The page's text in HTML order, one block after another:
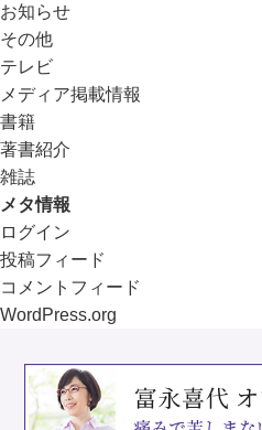
お知らせ
その他
テレビ
メディア掲載情報
書籍
著書紹介
雑誌
メタ情報
ログイン
投稿フィード
コメントフィード
WordPress.org